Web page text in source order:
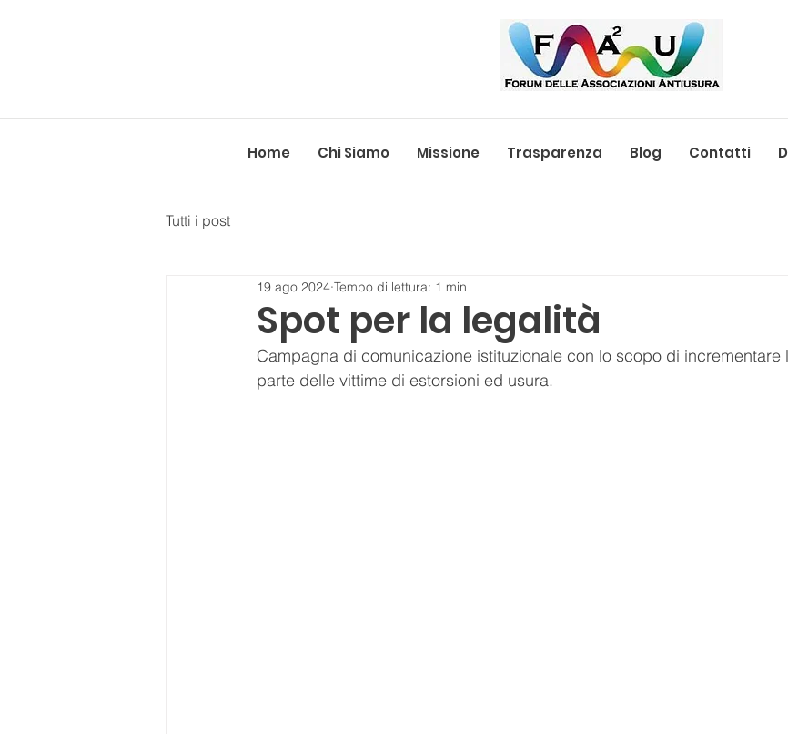
Home Chi Siamo Missione Trasparenza Blog Contatti
Tutti i post
Spot per la legalità
19 ago 2024 Tempo di lettura: 1 min
Campagna di comunicazione istituzionale con lo scopo di incrementare
parte delle vittime di estorsioni ed usura.